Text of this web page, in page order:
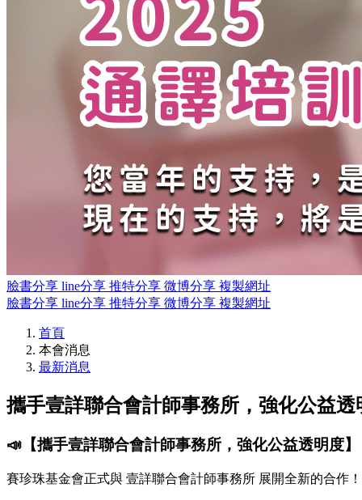
臉書分享 line分享 推特分享 微博分享 複製網址
臉書分享 line分享 推特分享 微博分享 複製網址
首頁
本會消息
最新消息
攜手壹詳聯合會計師事務所，強化公益透
📣【攜手壹詳聯合會計師事務所，強化公益透明度】
賽珍珠基金會正式與 壹詳聯合會計師事務所 展開全新的合作！